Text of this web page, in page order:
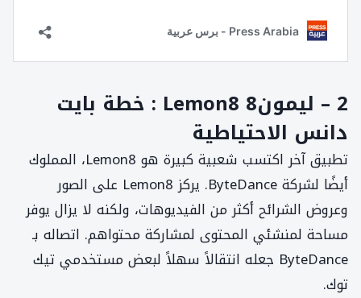
2 – ليمون8 Lemon8 : خطة بايت
دانس الاحتياطية
تطبيق آخر اكتسب شعبية كبيرة هو Lemon8، المملوك
أيضًا لشركة ByteDance. يركز Lemon8 على الصور
وعروض الشرائح أكثر من الفيديوهات، ولكنه لا يزال يوفر
مساحة لمنشئي المحتوى لمشاركة محتواهم. اتصاله بـ
ByteDance جعله انتقالاً سهلاً لبعض مستخدمي تيك
توك.